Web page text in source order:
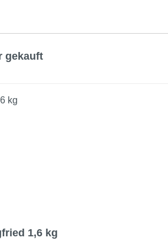
gekauft
1,6 kg